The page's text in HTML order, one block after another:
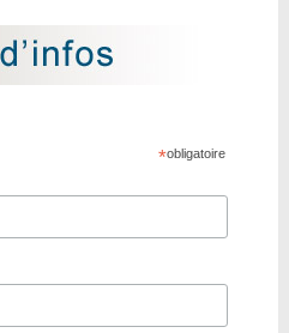
*obligatoire